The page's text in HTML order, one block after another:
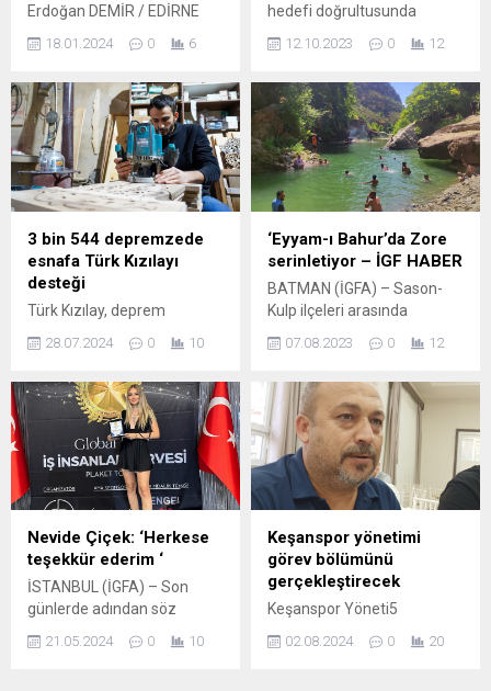
Erdoğan DEMİR / EDİRNE
Milletvekili Nurten Yontar,
ardından emekli maaşlarına
yapılan zamla ilgili
açıklamaya tepki
göstererek, “Yapılan bu zam
adeta emekliliğini hak etmiş
insanlarımızla alay eder gibi
olmuştur” dedi. CHP’li
Milletvekili Yontar,
emeklilerin yaşadığı
ekonomik sıkıntıların göz
önünde bulundurulduğunda,
yapılan zammın adeta...
18.01.2024 0 6
hedefi doğrultusunda
ilkesine uygun olarak
sağlamak için öncelikle atık
oluşumunun önlenmesi,
azaltılması, türlerine göre
kaynağında ayrıştırılması,
yeniden kullanılması ve geri
kazanımı hem çevresel hem
de ekonomik açıdan önem
arz ediyor. Kocaeli
Büyükşehir Belediyesi de bu
alanda çok önemli hizmetler
yapıyor...
12.10.2023 0 12
3 bin 544 depremzede
esnafa Türk Kızılayı
desteği
Türk Kızılay, deprem
canlanmaya destek olmak
Programı’nın ikinci fazı
kapsamında 3 bin 544
işletme sahibine 97.8 milyon
liralık ödeme yaptı. ANKARA
(İGFA) – Türk Kızılay,
Kahramanmaraş
depremlerinin ardından
hayata geçirdiği Esnaf
Destek Programı’nın ikinci
aşamasını tamamladı.
Depremden en çok
etkilenen bölgelerdeki
28.07.2024 0 10
‘Eyyam-ı Bahur’da Zore
serinletiyor – İGF HABER
BATMAN (İGFA) – Sason-
Kulp ilçeleri arasında
eden vatandaşlar burada
sular içerek Zore Çayı’nda
yüzerek serinliyorlar. Ülke
genelinde yoğun sıcakların
olduğu bu günlerde serin bir
zaman geçirdiklerini belirten
Kozluk İlçe Sağlık Müdürü Dr
Fırat Güneş, “Ülkemizin
birçok yerinde sıcaklar 40-45
dereceye vardı. Burada...
07.08.2023 0 12
Nevide Çiçek: ‘Herkese
teşekkür ederim ‘
İSTANBUL (İGFA) – Son
günlerde adından söz
manken Nevide Çiçek,
21.05.2024 0 10
Keşanspor yönetimi
görev bölümünü
gerçekleştirecek
Keşanspor Yöneti5
gerçekleştirecek. Yönetim
02.08.2024 0 20